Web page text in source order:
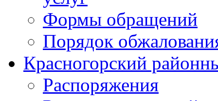
Формы обращений
Порядок
Красногорский
Распоряжения